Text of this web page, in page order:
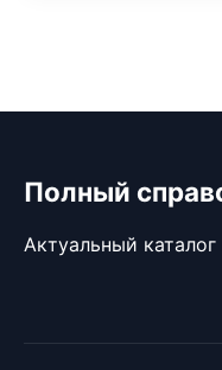
Полный
Актуальный